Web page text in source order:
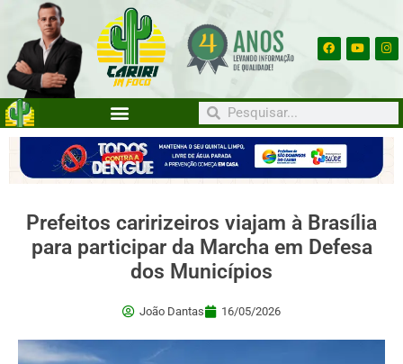
Prefeitos caririzeiros viajam à Brasília
para participar da Marcha em Defesa
dos Municípios
João Dantas 16/05/2026